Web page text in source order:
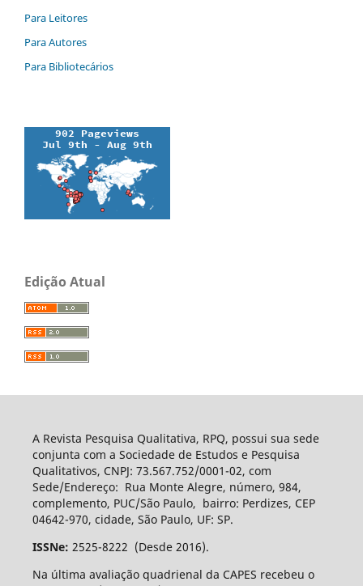
Para Leitores
Para Autores
Para Bibliotecários
Edição Atual
A Revista Pesquisa Qualitativa, RPQ, possui sua sede
conjunta com a Sociedade de Estudos e Pesquisa
Qualitativos, CNPJ: 73.567.752/0001-02, com
Sede/Endereço: Rua Monte Alegre, número, 984,
complemento, PUC/São Paulo, bairro: Perdizes, CEP
04642-970, cidade, São Paulo, UF: SP.
ISSNe: 2525-8222 (Desde 2016).
Na última avaliação quadrienal da CAPES recebeu o